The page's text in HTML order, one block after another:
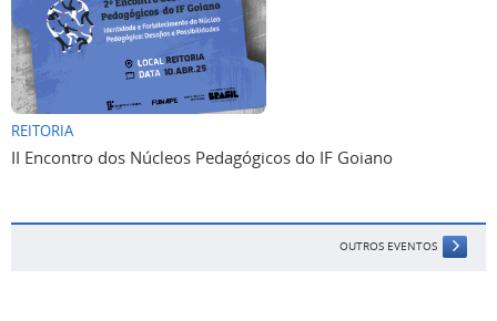
REITORIA
II Encontro dos Núcleos Pedagógicos do IF Goiano
OUTROS EVENTOS